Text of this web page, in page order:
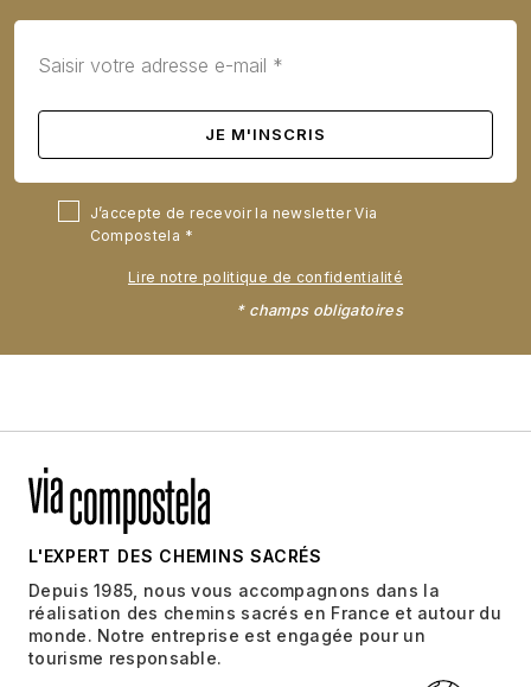
J’accepte de recevoir la newsletter Via
Compostela
Lire notre politique de confidentialité
* champs obligatoires
L'EXPERT DES CHEMINS SACRÉS
Depuis 1985, nous vous accompagnons dans la
réalisation des chemins sacrés en France et autour du
monde. Notre entreprise est engagée pour un
tourisme responsable.